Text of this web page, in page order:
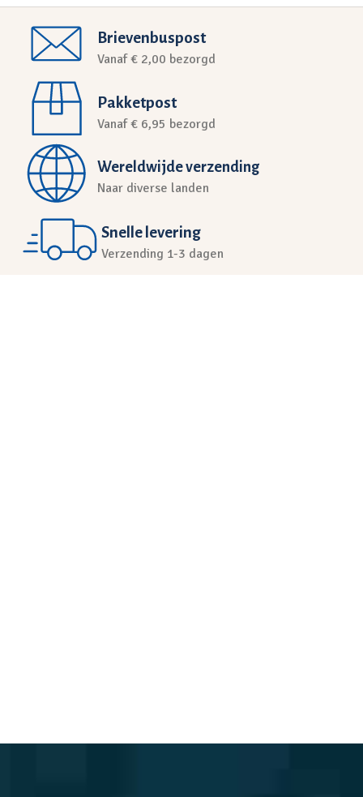
Brievenbuspost
Vanaf € 2,00 bezorgd
Pakketpost
Vanaf € 6,95 bezorgd
Wereldwijde verzending
Naar diverse landen
Snelle levering
Verzending 1-3 dagen